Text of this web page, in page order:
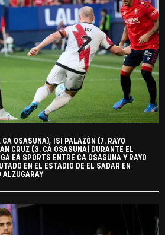
OSASUNA), ISI PALAZÓN (7. RAYO
CRUZ (3. CA OSASUNA) DURANTE EL
EA SPORTS ENTRE CA OSASUNA Y RAYO
EN EL ESTADIO DE EL SADAR EN
ALZUGARAY